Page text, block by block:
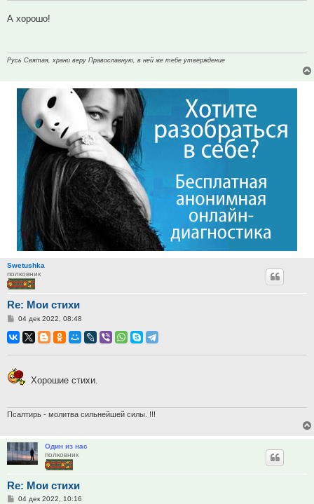
А хорошо!
Русь Святая, храни веру Православную, в ней же тебе утверждение
Swetushka
полковник
Re: Мои стихи
Сообщение
04 дек 2022, 08:48
Хорошие стихи.
Псалтирь - молитва сильнейшей силы. !!!
Один из нас
полковник
Re: Мои стихи
Сообщение
04 дек 2022, 10:16